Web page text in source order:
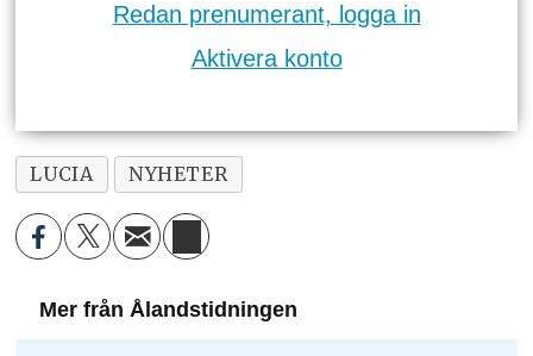
Redan prenumerant, logga in
Aktivera konto
LUCIA NYHETER